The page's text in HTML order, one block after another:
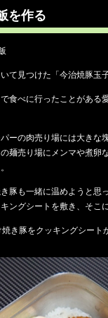
を作る
て見つけた「今治焼豚玉
で食べに行ったことがある
ーの肉売り場には大き
麺売り場にメンマや煮
豚も一緒に温めようと
ングシートを敷き、そこ
き豚をクッキングシー